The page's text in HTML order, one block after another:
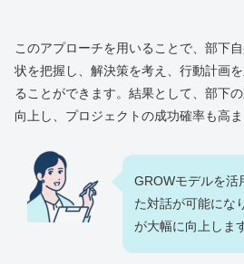
このアプローチを用いることで、部下
状を把握し、解決策を考え、行動計画
ることができます。結果として、部下
向上し、プロジェクトの成功確率も高ま
GROWモデルを活
た対話が可能にな
が大幅に向上しま